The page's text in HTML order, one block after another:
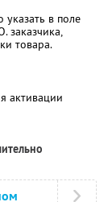
в поле
заказчика,
товара.
активации